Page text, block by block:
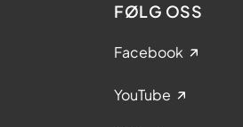
FØLG OSS
Facebook
YouTube